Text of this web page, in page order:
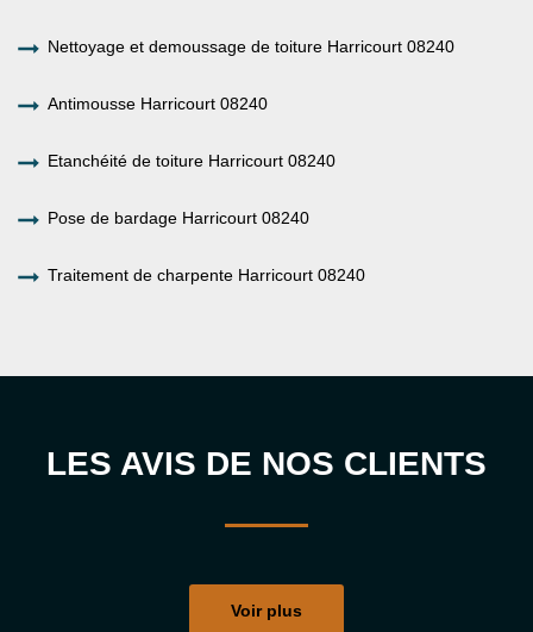
Nettoyage et demoussage de toiture Harricourt 08240
Antimousse Harricourt 08240
Etanchéité de toiture Harricourt 08240
Pose de bardage Harricourt 08240
Traitement de charpente Harricourt 08240
LES AVIS DE NOS CLIENTS
Voir plus